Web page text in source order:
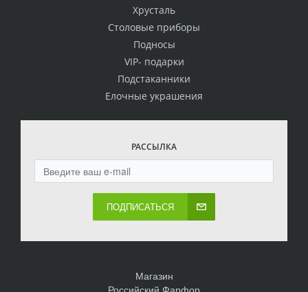
Хрусталь
Столовые приборы
Подносы
VIP- подарки
Подстаканники
Елочные украшения
РАССЫЛКА
ПОДПИСАТЬСЯ
Магазин
Российский Фарфор